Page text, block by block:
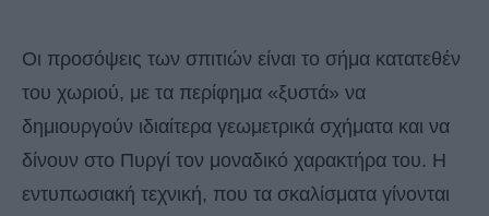
Οι προσόψεις των σπιτιών είναι το σήμα κατατεθέν
του χωριού, με τα περίφημα «ξυστά» να
δημιουργούν ιδιαίτερα γεωμετρικά σχήματα και να
δίνουν στο Πυργί τον μοναδικό χαρακτήρα του. Η
εντυπωσιακή τεχνική, που τα σκαλίσματα γίνονται